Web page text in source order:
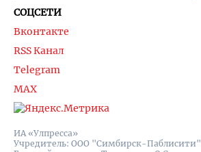
ИА «Улпресса»
Учредитель: ООО "Симбирск-Паблисити"
СОЦСЕТИ
Вконтакте
RSS Канал
Telegram
MAX